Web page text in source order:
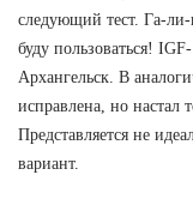
следующий тест. Га-
буду пользоваться!
Архангельск. В
исправлена, но настал
Представляется не
вариант.